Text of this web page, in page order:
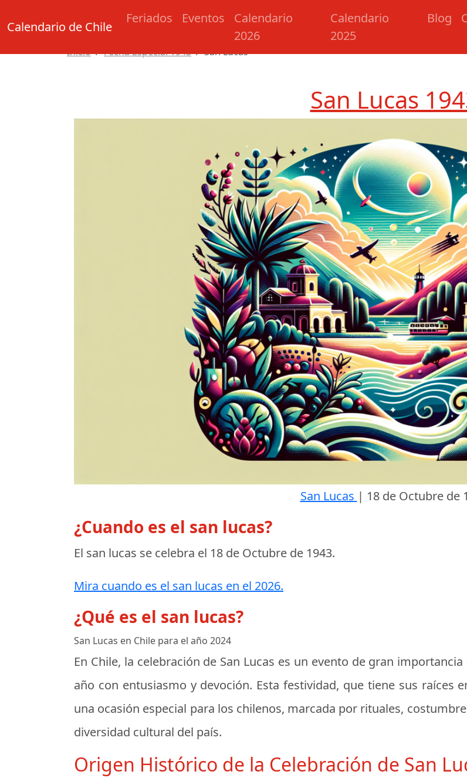
Calendario de Chile
Feriados Eventos
Calendario
2026
Calendario
2025
Blog
Inicio Fecha Especial 1943 San Lucas
San Lucas
San Lucas | 18 de Octubre de
¿Cuando es el san lucas?
El san lucas se celebra el 18 de Octubre de 1943.
Mira cuando es el san lucas en el 2026.
¿Qué es el san lucas?
San Lucas en Chile para el año 2024
En Chile, la celebración de San Lucas es un evento de gran
año con entusiasmo y devoción. Esta festividad, que tiene sus raíces
una ocasión especial para los chilenos, marcada por rituales,
diversidad cultural del país.
Origen Histórico de la Celebración de San